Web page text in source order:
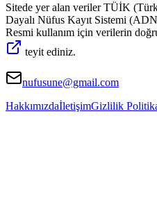
Sitede yer alan veriler TÜİK
Dayalı Nüfus Kayıt Sistemi
Resmi kullanım için verilerin
teyit ediniz.
nufusune@gmail.com
HakkımızdaİletişimGizlilik